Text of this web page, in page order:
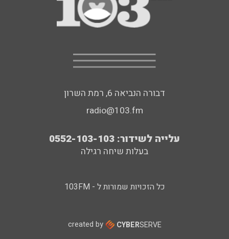
דבורה הנביאה 6, רמת השרון
radio@103.fm
עלייה לשידור: 0552-103-103
בעלות שיחה רגילה
כל הזכויות שמורות ל - 103FM
created by CYBERSERVE